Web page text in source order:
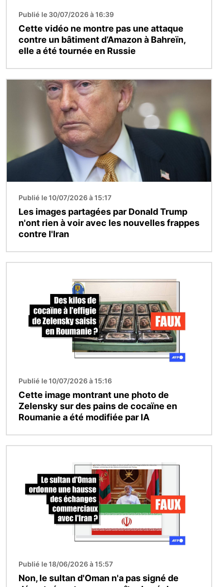
Publié le 30/07/2026 à 16:39
Cette vidéo ne montre pas une attaque
contre un bâtiment d’Amazon à Bahreïn,
elle a été tournée en Russie
Publié le 10/07/2026 à 15:17
Les images partagées par Donald Trump
n'ont rien à voir avec les nouvelles frappes
contre l'Iran
Publié le 10/07/2026 à 15:16
Cette image montrant une photo de
Zelensky sur des pains de cocaïne en
Roumanie a été modifiée par IA
Publié le 18/06/2026 à 15:57
Non, le sultan d'Oman n'a pas signé de